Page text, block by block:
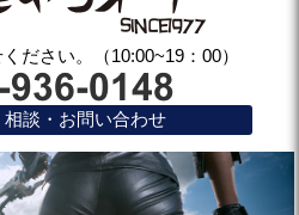
ださい。（10:00~19：00）
談・お問い合わせ